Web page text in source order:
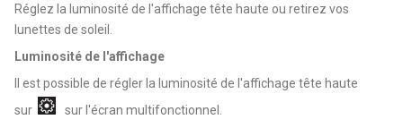
Réglez la luminosité de l'affichage tête haute ou retirez vos
lunettes de soleil.
Luminosité de l'affichage
Il est possible de régler la luminosité de l'affichage tête haute
sur
sur l'écran multifonctionnel.